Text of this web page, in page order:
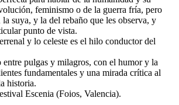
feminismo o de la guerra fría, pero
suya, y la del rebaño que les observa, y
punto de vista.
y lo celeste es el hilo conductor del
pulgas y milagros, con el humor y la
fundamentales y una mirada crítica al
historia.
Escenia (Foios, Valencia).